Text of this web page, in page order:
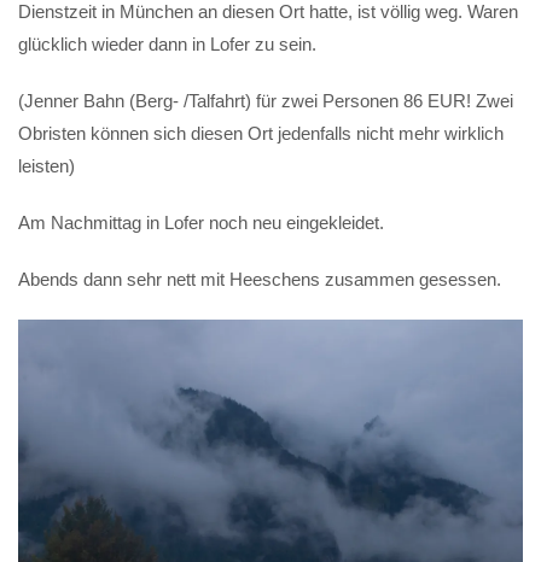
Dienstzeit in München an diesen Ort hatte, ist völlig weg. Waren
glücklich wieder dann in Lofer zu sein.
(Jenner Bahn (Berg- /Talfahrt) für zwei Personen 86 EUR! Zwei
Obristen können sich diesen Ort jedenfalls nicht mehr wirklich
leisten)
Am Nachmittag in Lofer noch neu eingekleidet.
Abends dann sehr nett mit Heeschens zusammen gesessen.